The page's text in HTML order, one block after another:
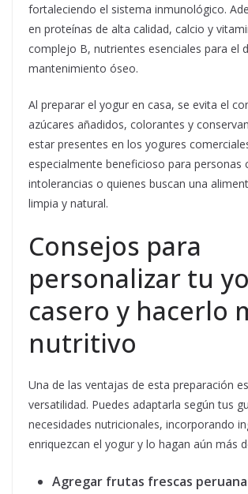
fortaleciendo el sistema inmunológico.
en proteínas de alta calidad, calcio y
complejo B, nutrientes esenciales para el
mantenimiento óseo.
Al preparar el yogur en casa, se evita el
azúcares añadidos, colorantes y
estar presentes en los yogures
especialmente beneficioso para personas
intolerancias o quienes buscan una
limpia y natural.
Consejos para
personalizar tu
casero y hacerlo
nutritivo
Una de las ventajas de esta preparación
versatilidad. Puedes adaptarla según tus
necesidades nutricionales, incorporando
enriquezcan el yogur y lo hagan aún más
Agregar frutas frescas